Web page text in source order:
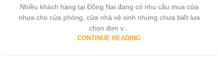
Nhiều khách hàng tại Đồng Nai đang có nhu cầu mua cửa
nhựa cho cửa phòng, cửa nhà vệ sinh nhưng chưa biết lựa
chọn đơn v...
CONTINUE READING